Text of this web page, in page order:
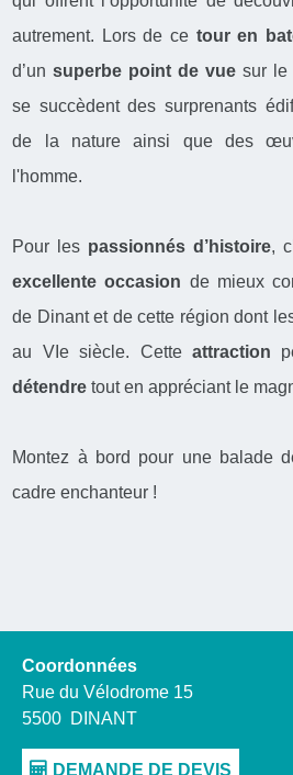
autrement. Lors de ce tour en
d’unsuperbe point de vue sur le
se succèdent des surprenants
de la nature ainsi que des
l'homme.
Pour les passionnés d’histoire,
excellente occasion de mieux
de Dinant et de cette région dont
au VIe siècle. Cette attraction
détendre tout en appréciant le
Montez à bord pour une balade
cadre enchanteur !
Coordonnées
Rue du Vélodrome 15
5500 DINANT